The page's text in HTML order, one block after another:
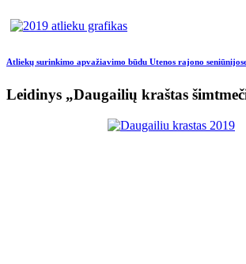
Atliekų surinkimo apvažiavimo būdu Utenos rajono
Leidinys „Daugailių kraštas